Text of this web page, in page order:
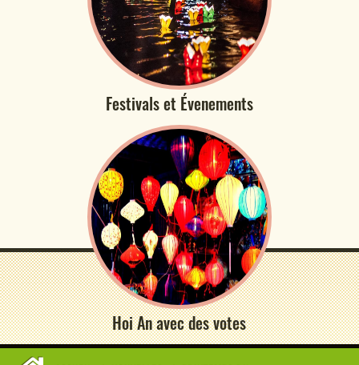
Festivals et Évenements
Hoi An avec des votes